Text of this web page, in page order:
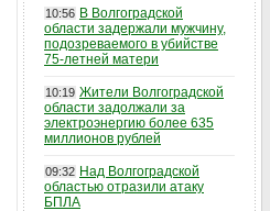
10:56 В Волгоградской
области задержали мужчину,
подозреваемого в убийстве
75-летней матери
10:19 Жители Волгоградской
области задолжали за
электроэнергию более 635
миллионов рублей
09:32 Над Волгоградской
областью отразили атаку
БПЛА